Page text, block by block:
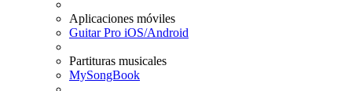
Aplicaciones móviles
Guitar Pro iOS/Android
Partituras musicales
MySongBook